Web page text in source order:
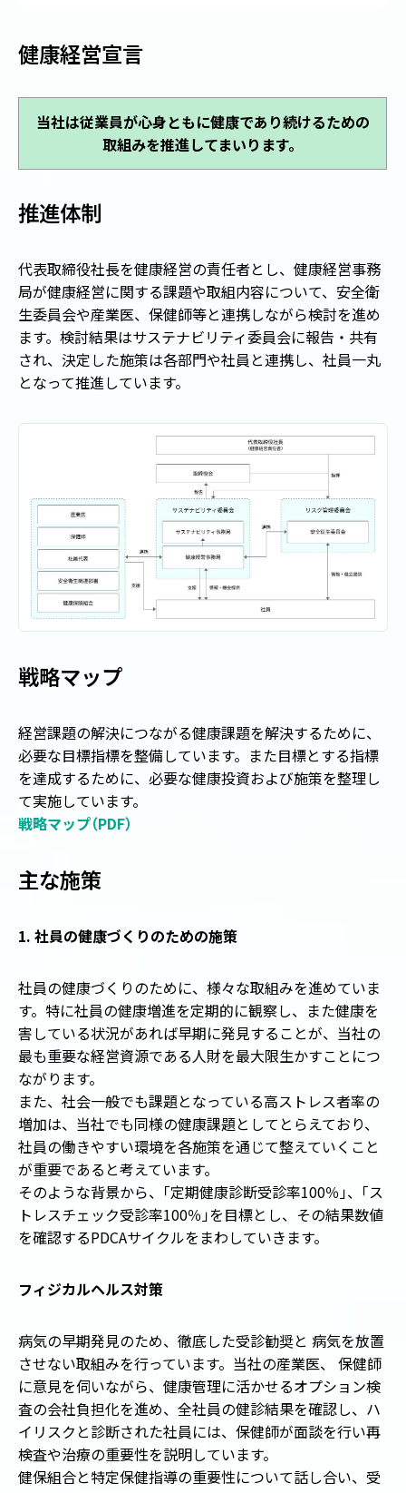
健康経営宣言
当社は従業員が心身ともに健康であり続けるための
取組みを推進してまいります。
推進体制
代表取締役社長を健康経営の責任者とし、健康経営事務
局が健康経営に関する課題や取組内容について、安全衛
生委員会や産業医、保健師等と連携しながら検討を進め
ます。検討結果はサステナビリティ委員会に報告・共有
され、決定した施策は各部門や社員と連携し、社員一丸
となって推進しています。
戦略マップ
経営課題の解決につながる健康課題を解決するために、
必要な目標指標を整備しています。また目標とする指標
を達成するために、必要な健康投資および施策を整理し
て実施しています。
戦略マップ（PDF）
主な施策
1. 社員の健康づくりのための施策
社員の健康づくりのために、様々な取組みを進めていま
す。特に社員の健康増進を定期的に観察し、また健康を
害している状況があれば早期に発見することが、当社の
最も重要な経営資源である人財を最大限生かすことにつ
ながります。
また、社会一般でも課題となっている高ストレス者率の
増加は、当社でも同様の健康課題としてとらえており、
社員の働きやすい環境を各施策を通じて整えていくこと
が重要であると考えています。
そのような背景から、 「定期健康診断受診率100％」
、 「ス
トレスチェック受診率100％」を目標とし、その結果数値
を確認するPDCAサイクルをまわしていきます。
フィジカルヘルス対策
病気の早期発見のため、徹底した受診勧奨と 病気を放置
させない取組みを行っています。当社の産業医、 保健師
に意見を伺いながら、健康管理に活かせるオプション検
査の会社負担化を進め、全社員の健診結果を確認し、ハ
イリスクと診断された社員には、保健師が面談を行い再
検査や治療の重要性を説明しています。
健保組合と特定保健指導の重要性について話し合い、受